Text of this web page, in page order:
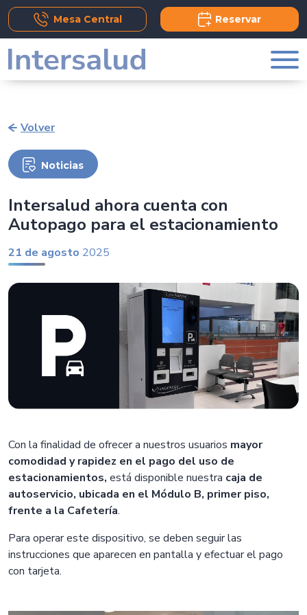
Add Comment
Mesa Central Reservar
Volver
Noticias
Intersalud ahora cuenta con
Autopago para el estacionamiento
21 de agosto 2025
Con la finalidad de ofrecer a nuestros usuarios mayor
comodidad y rapidez en el pago del uso de
estacionamientos, está disponible nuestra caja de
autoservicio, ubicada en el Módulo B, primer piso,
frente a la Cafetería.
Para operar este dispositivo, se deben seguir las
instrucciones que aparecen en pantalla y efectuar el pago
con tarjeta.